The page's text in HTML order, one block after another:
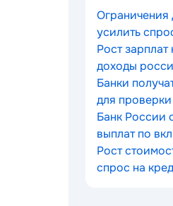
усилить
Рост
доходы
Банки
для
Банк России
выплат по
Рост
спрос на